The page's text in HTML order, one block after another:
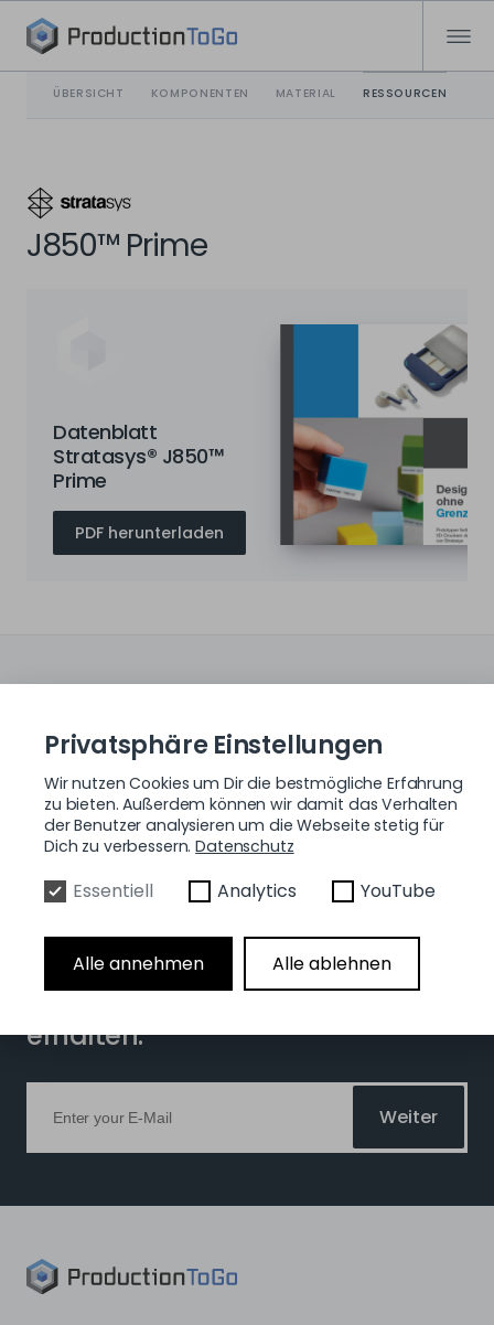
J850™ Prime
ÜBERSICHT KOMPONENTEN MATERIAL RESSOURCEN
Datenblatt
Stratasys® J850™
Prime
PDF herunterladen
Newsletter an, um die neuesten
Nachrichten zum 3D-Druck zu
erhalten.
Weiter
Privatsphäre Einstellungen
Wir nutzen Cookies um Dir die bestmögliche Erfahrung
zu bieten. Außerdem können wir damit das Verhalten
der Benutzer analysieren um die Webseite stetig für
Dich zu verbessern.Datenschutz
Essentiell Analytics YouTube
Alle annehmen Alle ablehnen